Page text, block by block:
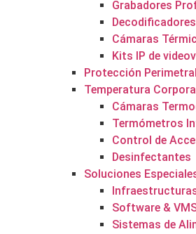
Grabadores
Decodificadores
Cámaras
Kits IP de
Protección Perimetral
Temperatura
Cámaras
Termómetros
Control de
Desinfectantes
Soluciones
Software &
Sistemas de